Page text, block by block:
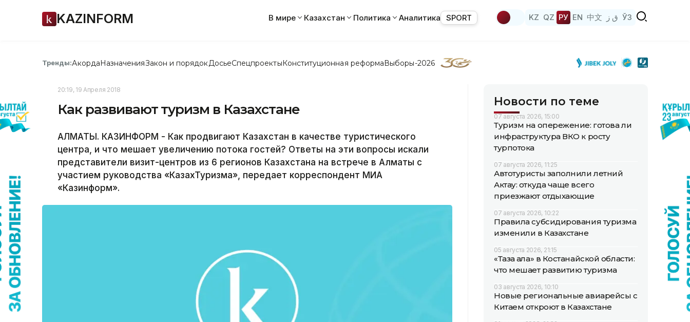
KAZINFORM В мире Казахстан Политика Аналитика SPORT KZ QZ РУ EN 中文 ق ز ЎЗ
Тренды:АкордаНазначенияЗакон и порядок ДосьеСпецпроектыКонституционная реформаВыборы-2026
20:19, 19 Апреля 2018
Как развивают туризм в Казахстане
АЛМАТЫ. КАЗИНФОРМ - Как продвигают Казахстан в качестве туристического
центра, и что мешает увеличению потока гостей? Ответы на эти вопросы искали
представители визит-центров из 6 регионов Казахстана на встрече в Алматы с
участием руководства «КазахТуризма», передает корреспондент МИА
«Казинформ».
Новости по теме
07 августа 2026, 15:00
Туризм на опережение: готова ли
инфраструктура ВКО к росту
турпотока
07 августа 2026, 11:25
Автотуристы заполнили летний
Актау: откуда чаще всего
приезжают отдыхающие
07 августа 2026, 10:22
Правила субсидирования туризма
изменили в Казахстане
05 августа 2026, 21:15
«Таза қала» в Костанайской области:
что мешает развитию туризма
03 августа 2026, 10:10
Новые региональные авиарейсы с
Китаем откроют в Казахстане